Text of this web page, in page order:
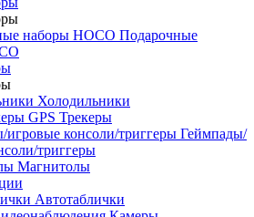
Подарочные
Холодильники
GPS Трекеры
Геймпады/
триггеры
Магнитолы
Автотаблички